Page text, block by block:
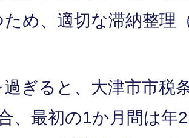
め、適切な滞納整理
ぎると、大津市市税
、最初の1か月間は年